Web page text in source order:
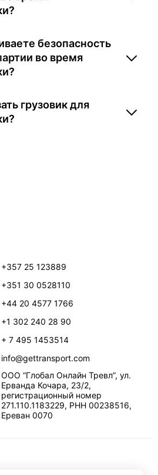
безопасность
во время
грузовик для
+357 25 123889
+351 30 0528110
+44 20 4577 1766
+1 302 240 28 90
+ 7 495 1453514
info@gettransport.com
ООО “Глобал Онлайн Тревл”, ул.
Ерванда Кочара, 23/2,
регистрационный номер
271.110.1183229, РНН 00238516,
Ереван 0070